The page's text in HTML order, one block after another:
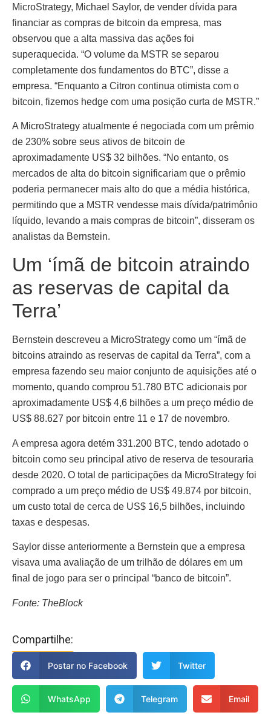
MicroStrategy, Michael Saylor, de vender dívida para
financiar as compras de bitcoin da empresa, mas
observou que a alta massiva das ações foi
superaquecida. “O volume da MSTR se separou
completamente dos fundamentos do BTC”, disse a
empresa. “Enquanto a Citron continua otimista com o
bitcoin, fizemos hedge com uma posição curta de MSTR.”
A MicroStrategy atualmente é negociada com um prêmio
de 230% sobre seus ativos de bitcoin de
aproximadamente US$ 32 bilhões. “No entanto, os
mercados de alta do bitcoin significariam que o prêmio
poderia permanecer mais alto do que a média histórica,
permitindo que a MSTR vendesse mais dívida/patrimônio
líquido, levando a mais compras de bitcoin”, disseram os
analistas da Bernstein.
Um ‘ímã de bitcoin atraindo
as reservas de capital da
Terra’
Bernstein descreveu a MicroStrategy como um “ímã de
bitcoins atraindo as reservas de capital da Terra”, com a
empresa fazendo seu maior conjunto de aquisições até o
momento, quando comprou 51.780 BTC adicionais por
aproximadamente US$ 4,6 bilhões a um preço médio de
US$ 88.627 por bitcoin entre 11 e 17 de novembro.
A empresa agora detém 331.200 BTC, tendo adotado o
bitcoin como seu principal ativo de reserva de tesouraria
desde 2020. O total de participações da MicroStrategy foi
comprado a um preço médio de US$ 49.874 por bitcoin,
um custo total de cerca de US$ 16,5 bilhões, incluindo
taxas e despesas.
Saylor disse anteriormente a Bernstein que a empresa
visava uma avaliação de um trilhão de dólares em um
final de jogo para ser o principal “banco de bitcoin”.
Fonte: TheBlock
Compartilhe:
Postar no Facebook Twitter
WhatsApp Telegram Email